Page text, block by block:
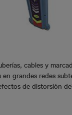
cables y
grandes redes
de distorsión